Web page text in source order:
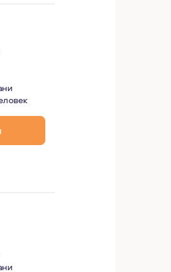
Я считаю, что